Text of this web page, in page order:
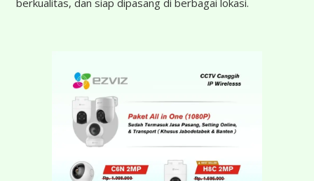
berkualitas, dan siap dipasang di berbagai lokasi.